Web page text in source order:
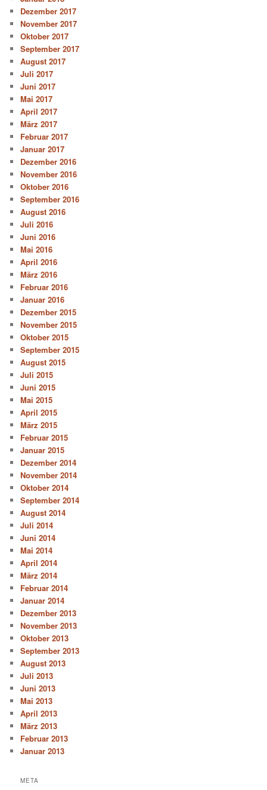
Dezember 2017
November 2017
Oktober 2017
September 2017
August 2017
Juli 2017
Juni 2017
Mai 2017
April 2017
März 2017
Februar 2017
Januar 2017
Dezember 2016
November 2016
Oktober 2016
September 2016
August 2016
Juli 2016
Juni 2016
Mai 2016
April 2016
März 2016
Februar 2016
Januar 2016
Dezember 2015
November 2015
Oktober 2015
September 2015
August 2015
Juli 2015
Juni 2015
Mai 2015
April 2015
März 2015
Februar 2015
Januar 2015
Dezember 2014
November 2014
Oktober 2014
September 2014
August 2014
Juli 2014
Juni 2014
Mai 2014
April 2014
März 2014
Februar 2014
Januar 2014
Dezember 2013
November 2013
Oktober 2013
September 2013
August 2013
Juli 2013
Juni 2013
Mai 2013
April 2013
März 2013
Februar 2013
Januar 2013
META